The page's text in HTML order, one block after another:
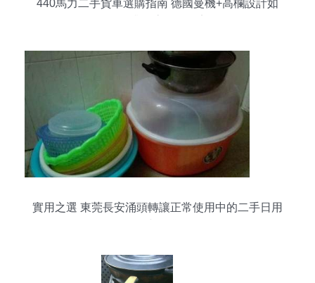
440馬力二手貨車選購指南 德國曼機+高欄設計如
實用之選 東莞長安涌頭轉讓正常使用中的二手日用